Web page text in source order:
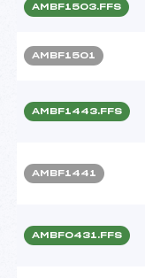
AMBF1503.FFS
AMBF1501
AMBF1443.FFS
AMBF1441
AMBF0431.FFS